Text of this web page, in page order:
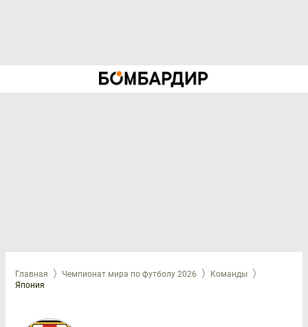
Главная Чемпионат мира по футболу 2026
Команды
Япония